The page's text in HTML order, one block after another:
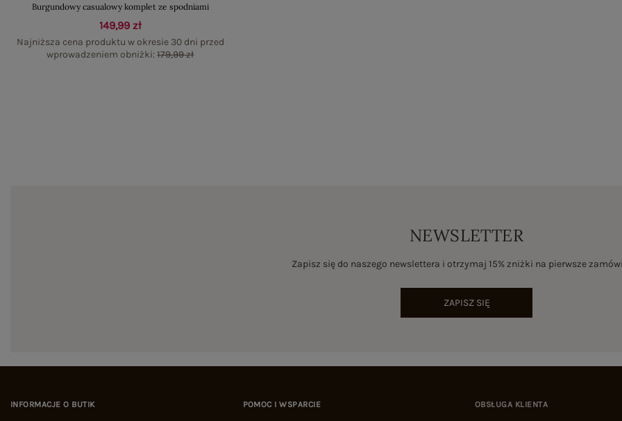
Burgundowy casualowy komplet ze spodniami
149,99 zł
Najniższa cena produktu w okresie 30 dni przed
wprowadzeniem obniżki:179,99 zł
NEWSLETTER
Zapisz się do naszego newslettera i otrzymaj 15% zniżki na pierwsze
ZAPISZ SIĘ
INFORMACJE O BUTIK POMOC I WSPARCIE OBSŁUGA KLIENTA